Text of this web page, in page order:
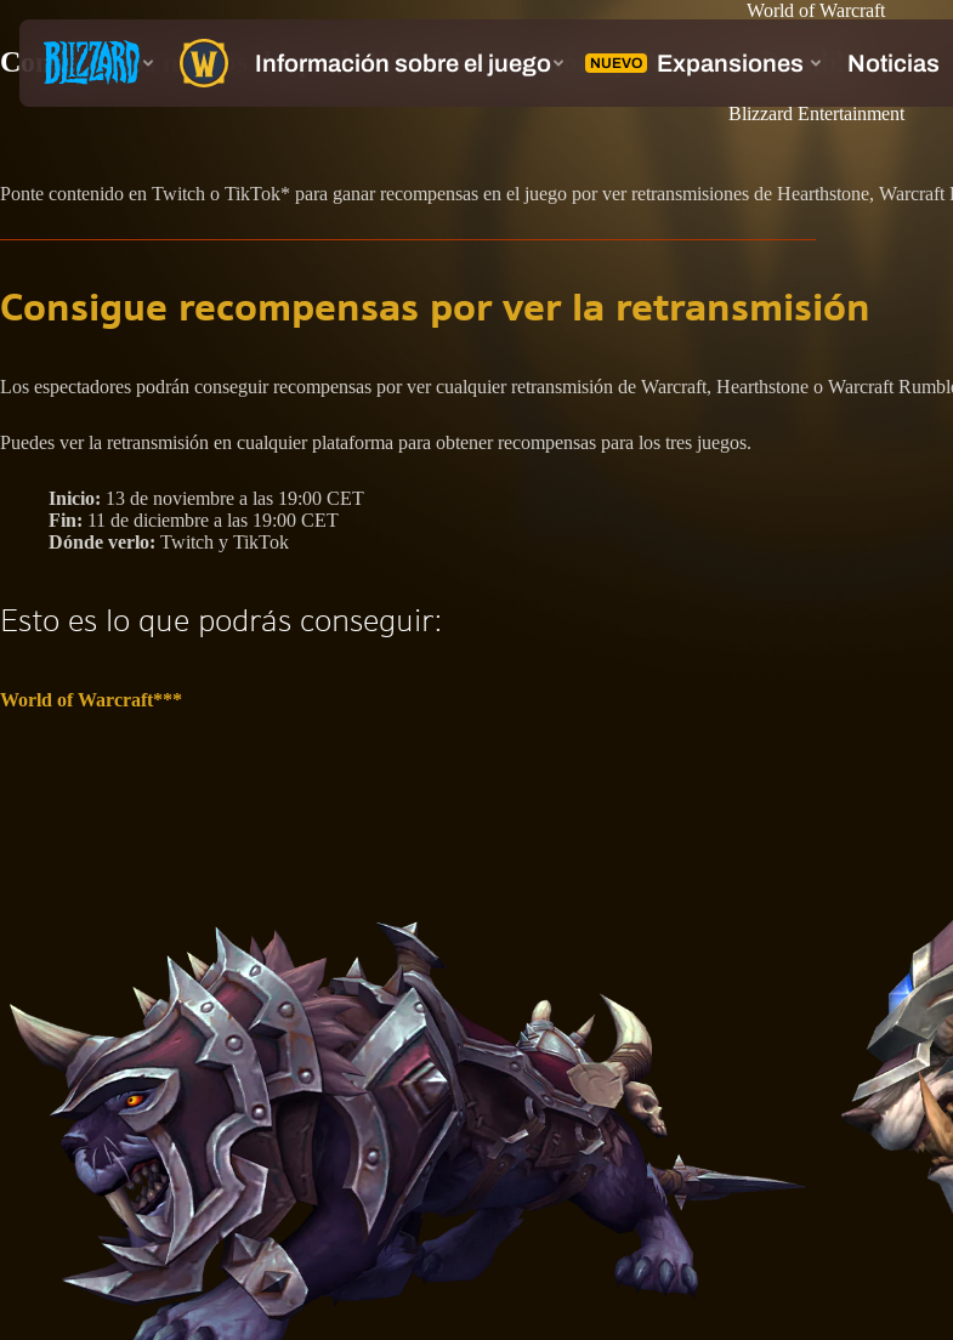
World of Warcraft
Consigue los nuevos drops de WoW, Hearthstone y Warcraft Rumble
Blizzard Entertainment
Ponte contenido en Twitch o TikTok* para ganar recompensas en el juego por ver retransmisiones de Hearthstone,
Consigue recompensas por ver la retransmisión
Los espectadores podrán conseguir recompensas por ver cualquier retransmisión de Warcraft, Hearthstone o Warcraft
Puedes ver la retransmisión en cualquier plataforma para obtener recompensas para los tres juegos.
Inicio: 13 de noviembre a las 19:00 CET
Fin: 11 de diciembre a las 19:00 CET
Dónde verlo: Twitch y TikTok
Esto es lo que podrás conseguir:
World of Warcraft***